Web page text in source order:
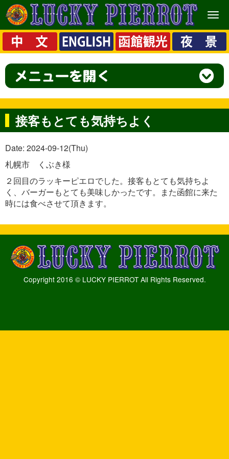
メ
ニ
ュ
ー
接客もとても気持ちよく
Date: 2024-09-12(Thu)
札幌市 くぶき様
２回目のラッキーピエロでした。接客もとても気持ちよ
く、バーガーもとても美味しかったです。また函館に来た
時には食べさせて頂きます。
Copyright 2016 © LUCKY PIERROT All Rights Reserved.